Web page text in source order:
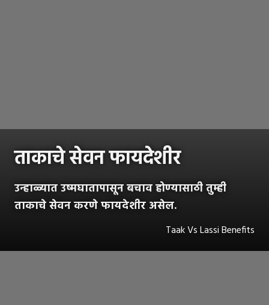
ताकाचे सेवन फायदेशीर
उन्हाळ्यात उष्मघातापासून बचाव होण्यासाठी तुम्ही
ताकाचे सेवन करणे फायदेशीर असेल.
Taak Vs Lassi Benefits